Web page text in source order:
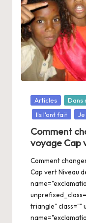
Posté
dans
Articles Dans
Ils l'ont fait
Comment
voyage Cap
Comment
Cap vert Niveau
triangle" class=""